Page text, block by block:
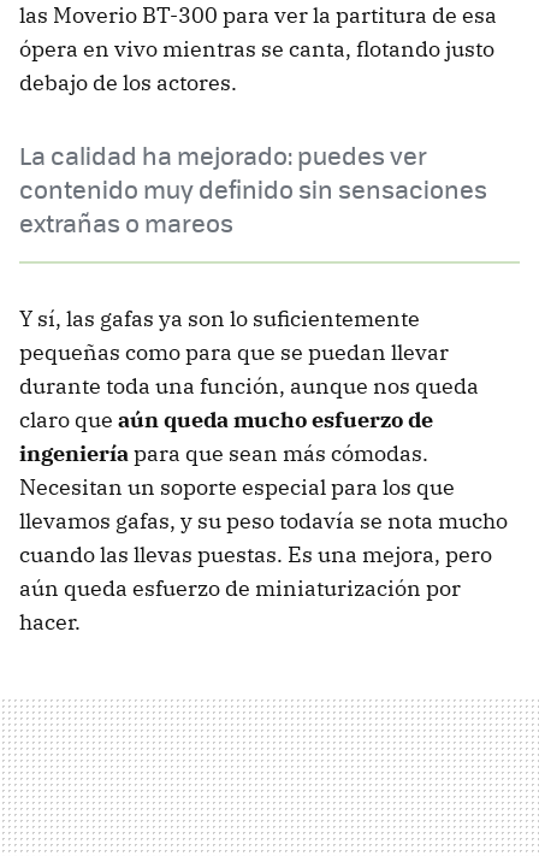
las Moverio BT-300 para ver la partitura de esa
ópera en vivo mientras se canta, flotando justo
debajo de los actores.
La calidad ha mejorado: puedes ver
contenido muy definido sin sensaciones
extrañas o mareos
Y sí, las gafas ya son lo suficientemente
pequeñas como para que se puedan llevar
durante toda una función, aunque nos queda
claro que aún queda mucho esfuerzo de
ingenieríapara que sean más cómodas.
Necesitan un soporte especial para los que
llevamos gafas, y su peso todavía se nota mucho
cuando las llevas puestas. Es una mejora, pero
aún queda esfuerzo de miniaturización por
hacer.